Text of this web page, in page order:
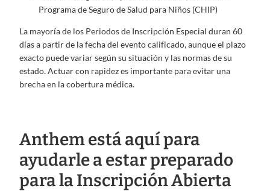
Programa de Seguro de Salud para Niños (CHIP)
La mayoría de los Periodos de Inscripción Especial duran 60
días a partir de la fecha del evento calificado, aunque el plazo
exacto puede variar según su situación y las normas de su
estado. Actuar con rapidez es importante para evitar una
brecha en la cobertura médica.
Anthem está aquí para
ayudarle a estar preparado
para la Inscripción Abierta